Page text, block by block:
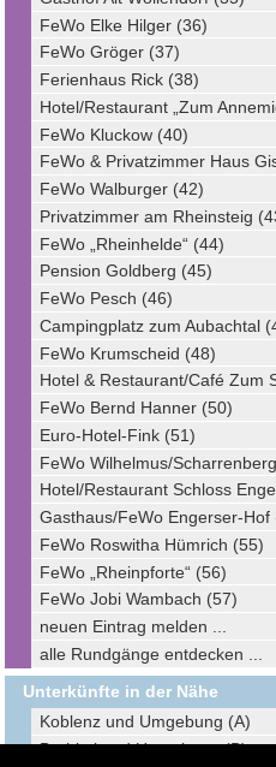
FeWo Elke Hilger (36)
FeWo Gröger (37)
Ferienhaus Rick (38)
Hotel/Restaurant „Zum
FeWo Kluckow (40)
FeWo & Privatzimmer Haus
FeWo Walburger (42)
Privatzimmer am Rheinsteig
FeWo „Rheinhelde“ (44)
Pension Goldberg (45)
FeWo Pesch (46)
Campingplatz zum Aubachtal
FeWo Krumscheid (48)
Hotel & Restaurant/Café Zum
FeWo Bernd Hanner (50)
Euro-Hotel-Fink (51)
FeWo Wilhelmus/
Hotel/Restaurant Schloss
Gasthaus/FeWo Engerser-Hof
FeWo Roswitha Hümrich (55)
FeWo „Rheinpforte“ (56)
FeWo Jobi Wambach (57)
neuen Eintrag melden ...
alle Rundgänge entdecken ...
Unterkünfte in der Nähe
Koblenz und Umgebung (A)
Brohltal und Umgebung (B)